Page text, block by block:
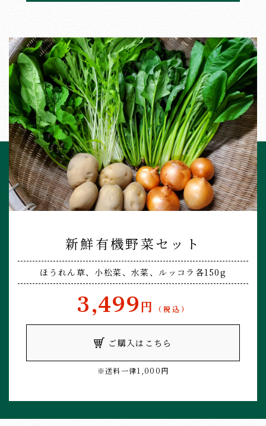
新鮮有機野菜セット
ほうれん草、小松菜、水菜、ルッコラ 各150g
3,499円 （税込）
ご購入はこちら
※送料一律1,000円